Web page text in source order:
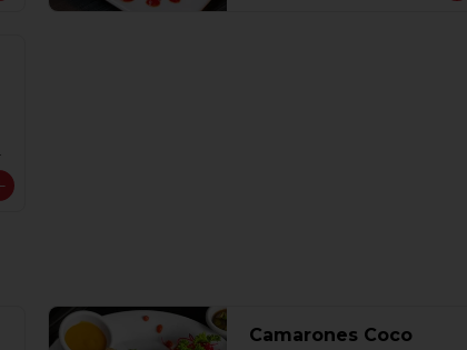
Camarones Coco